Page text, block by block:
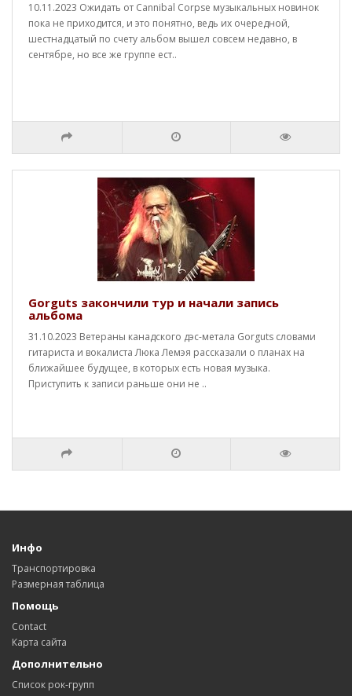
10.11.2023 Ожидать от Cannibal Corpse музыкальных новинок
пока не приходится, и это понятно, ведь их очередной,
шестнадцатый по счету альбом вышел совсем недавно, в
сентябре, но все же группе ест..
Gorguts закончили тур и начали запись
альбома
31.10.2023 Ветераны канадского дэс-метала Gorguts словами
гитариста и вокалиста Люка Лемэя рассказали о планах на
ближайшее будущее, в которых есть новая музыка.
Приступить к записи раньше они не ..
Инфо
Транспортировка
Размерная таблица
Помощь
Contact
Карта сайта
Дополнительно
Список рок-групп